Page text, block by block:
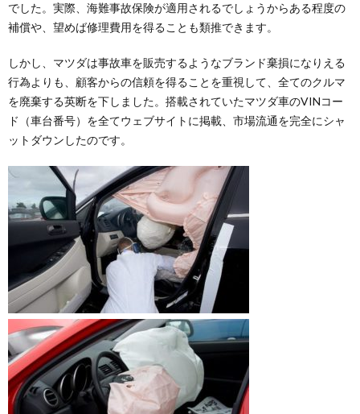
でした。実際、海難事故保険が適用されるでしょうからある程度の
補償や、望めば修理費用を得ることも類推できます。
しかし、マツダは事故車を販売するようなブランド棄損になりえる
行為よりも、顧客からの信頼を得ることを重視して、全てのクルマ
を廃棄する英断を下しました。搭載されていたマツダ車のVINコー
ド（車台番号）を全てウェブサイトに掲載、市場流通を完全にシャ
ットダウンしたのです。